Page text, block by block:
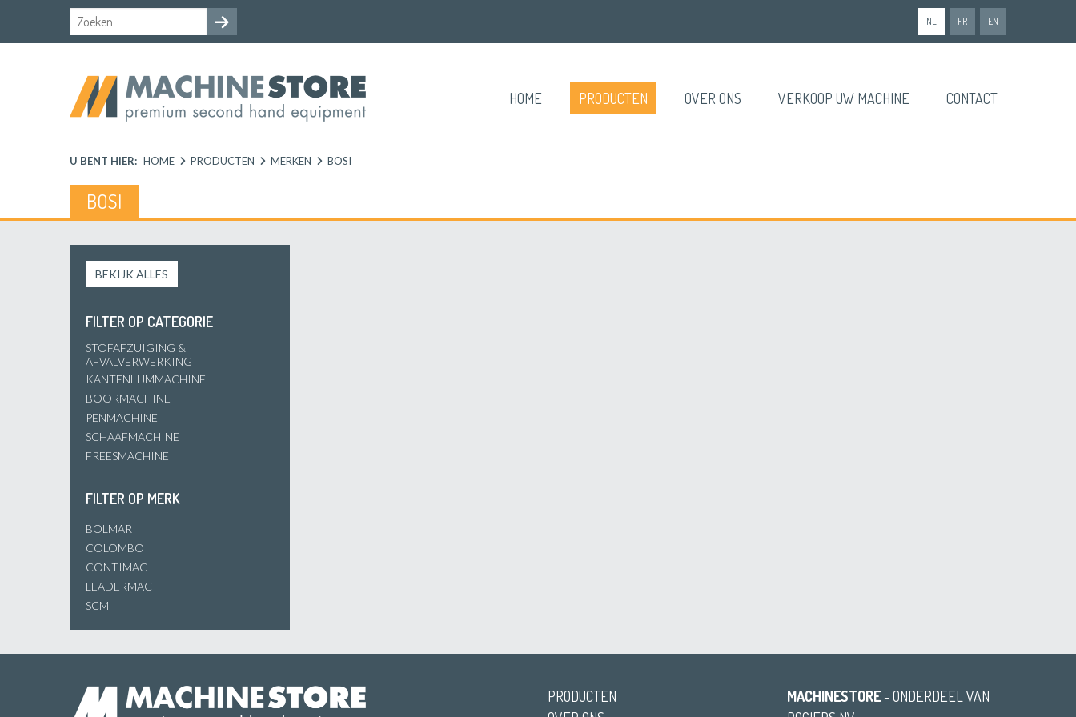
NL FR EN
HOME PRODUCTEN OVER ONS VERKOOP UW MACHINE CONTACT
U BENT HIER: HOME PRODUCTEN MERKEN BOSI
BOSI
BEKIJK ALLES
FILTER OP CATEGORIE
STOFAFZUIGING &
AFVALVERWERKING
KANTENLIJMMACHINE
BOORMACHINE
PENMACHINE
SCHAAFMACHINE
FREESMACHINE
FILTER OP MERK
BOLMAR
COLOMBO
CONTIMAC
LEADERMAC
SCM
PRODUCTEN
MACHINESTORE- ONDERDEEL VAN